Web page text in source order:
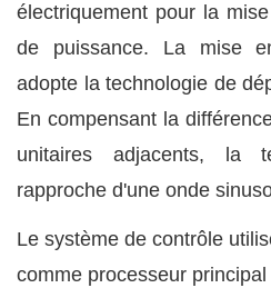
électriquement pour la
de puissance. La mise
adopte la technologie de
En compensant la
unitaires adjacents, la
rapproche d'une onde
Le système de contrôle
comme processeur